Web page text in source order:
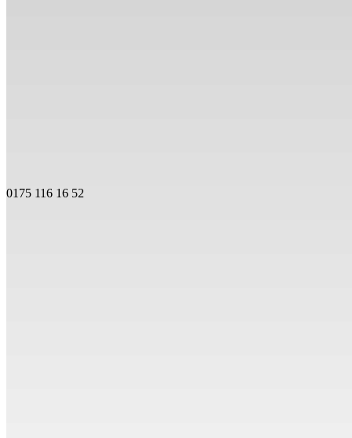
0175 116 16 52